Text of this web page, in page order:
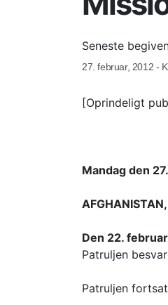
Seneste
27. februar, 2012 -
[Oprindeligt
Mandag den
Den 22. februar
Patruljen
Patruljen